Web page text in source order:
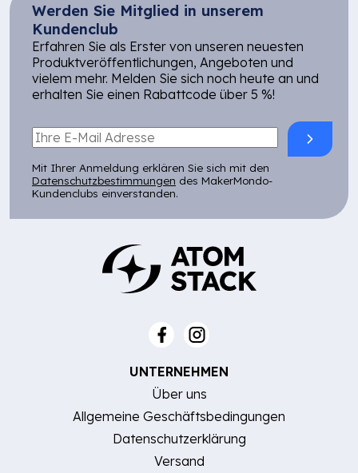
Werden Sie Mitglied in unserem
Kundenclub
Erfahren Sie als Erster von unseren neuesten
Produktveröffentlichungen, Angeboten und
vielem mehr. Melden Sie sich noch heute an und
erhalten Sie einen Rabattcode über 5 %!
Mit Ihrer Anmeldung erklären Sie sich mit den
Datenschutzbestimmungen des MakerMondo-
Kundenclubs einverstanden.
UNTERNEHMEN
Über uns
Allgemeine Geschäftsbedingungen
Datenschutzerklärung
Versand